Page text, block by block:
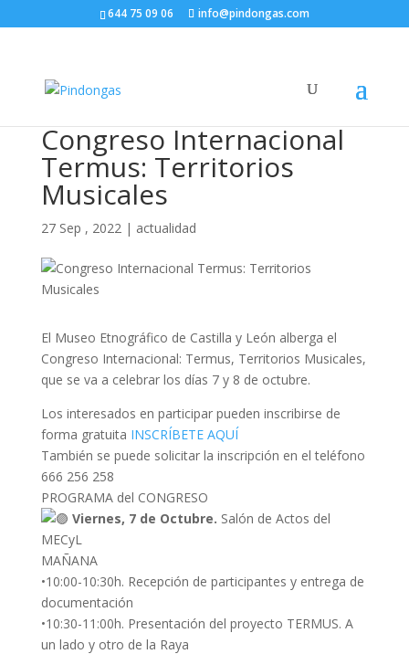
644 75 09 06 info@pindongas.com
Congreso Internacional
Termus: Territorios
Musicales
27 Sep , 2022| actualidad
El Museo Etnográfico de Castilla y León alberga el
Congreso Internacional: Termus, Territorios Musicales,
que se va a celebrar los días 7 y 8 de octubre.
Los interesados en participar pueden inscribirse de
forma gratuita INSCRÍBETE AQUÍ
También se puede solicitar la inscripción en el teléfono
666 256 258
PROGRAMA del CONGRESO
Viernes, 7 de Octubre. Salón de Actos del
MECyL
MAÑANA
•10:00-10:30h. Recepción de participantes y entrega de
documentación
•10:30-11:00h. Presentación del proyecto TERMUS. A
un lado y otro de la Raya